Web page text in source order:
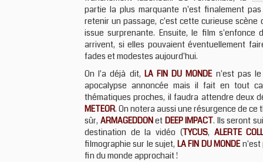
partie la plus marquante n'est finalement
retenir un passage, c'est cette curieuse
issue surprenante. Ensuite, le film s'enfonce
arrivent, si elles pouvaient éventuellement
fades et modestes aujourd'hui.
On l'a déjà dit, LA FIN DU MONDEn'est pas le
apocalypse annoncée mais il fait en tout
thématiques proches, il faudra attendre deux
METEOR. On notera aussi une résurgence de
sûr, ARMAGEDDONet DEEP IMPACT. Ils seront
destination de la vidéo (TYCUS, ALERTE
filmographie sur le sujet, LA FIN DU MONDEn'est
fin du monde approchait !